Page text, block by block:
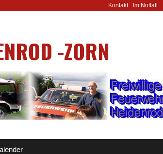
Kontakt Im Notfall
-ZORN